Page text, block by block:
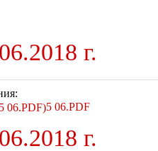
г.
5 06.PDF
г.